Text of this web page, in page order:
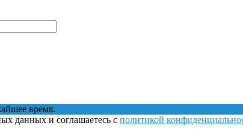
время.
данных и соглашаетесь с политикой